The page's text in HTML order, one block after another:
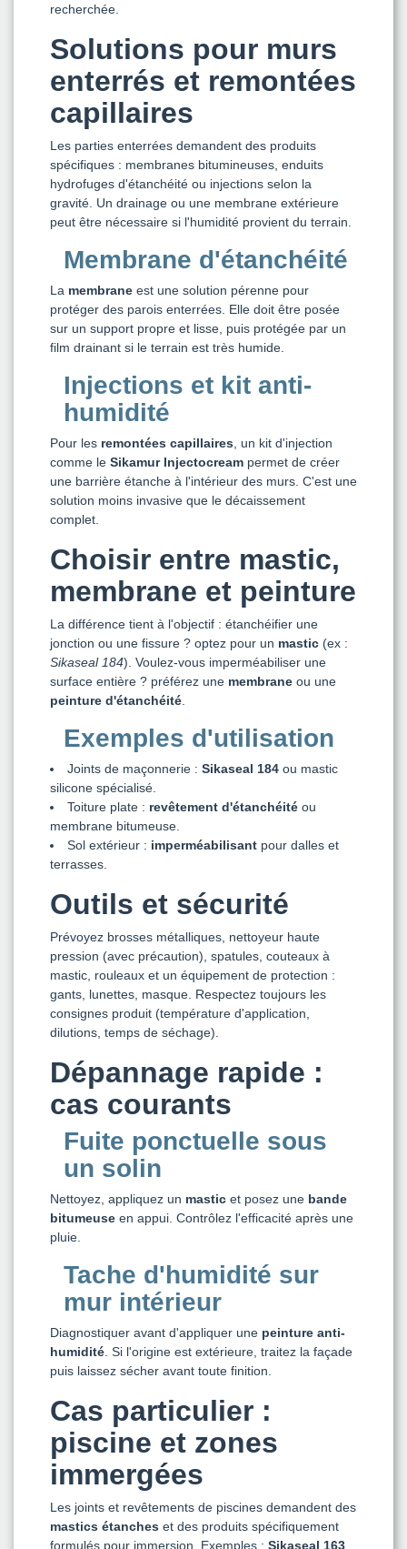
recherchée.
Solutions pour murs
enterrés et remontées
capillaires
Les parties enterrées demandent des produits
spécifiques : membranes bitumineuses, enduits
hydrofuges d'étanchéité ou injections selon la
gravité. Un drainage ou une membrane extérieure
peut être nécessaire si l'humidité provient du terrain.
Membrane d'étanchéité
La membrane est une solution pérenne pour
protéger des parois enterrées. Elle doit être posée
sur un support propre et lisse, puis protégée par un
film drainant si le terrain est très humide.
Injections et kit anti-
humidité
Pour les remontées capillaires , un kit d'injection
comme le Sikamur Injectocream permet de créer
une barrière étanche à l'intérieur des murs. C'est une
solution moins invasive que le décaissement
complet.
Choisir entre mastic,
membrane et peinture
La différence tient à l'objectif : étanchéifier une
jonction ou une fissure ? optez pour un mastic (ex :
Sikaseal 184). Voulez-vous imperméabiliser une
surface entière ? préférez une membrane ou une
peinture d'étanchéité
Exemples d'utilisation
Joints de maçonnerie : Sikaseal 184 ou mastic
silicone spécialisé.
Toiture plate : revêtement d'étanchéité ou
membrane bitumeuse.
Sol extérieur : imperméabilisant pour dalles et
terrasses.
Outils et sécurité
Prévoyez brosses métalliques, nettoyeur haute
pression (avec précaution), spatules, couteaux à
mastic, rouleaux et un équipement de protection :
gants, lunettes, masque. Respectez toujours les
consignes produit (température d'application,
dilutions, temps de séchage).
Dépannage rapide :
cas courants
Fuite ponctuelle sous
un solin
Nettoyez, appliquez un mastic et posez une bande
bitumeuse en appui. Contrôlez l'efficacité après une
pluie.
Tache d'humidité sur
mur intérieur
Diagnostiquer avant d'appliquer une peinture anti-
humidité . Si l'origine est extérieure, traitez la façade
puis laissez sécher avant toute finition.
Cas particulier :
piscine et zones
immergées
Les joints et revêtements de piscines demandent des
mastics étanches et des produits spécifiquement
formulés pour immersion. Exemples : Sikaseal 163